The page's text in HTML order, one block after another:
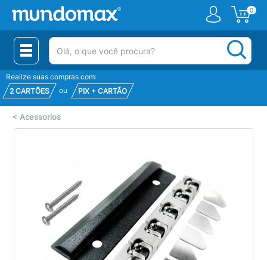
0
(pesquisar)
Realize suas compras com:
2 CARTÕES
ou PIX + CARTÃO
< Acessorios